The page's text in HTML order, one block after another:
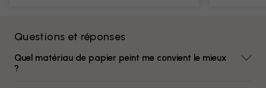
Questions et réponses
Quel matériau de papier peint me convient le mieux
?